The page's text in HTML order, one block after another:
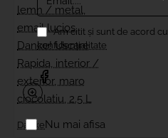
Am citit şi sunt de acord cu
confidențialitate
Nu mai afisa
Danke